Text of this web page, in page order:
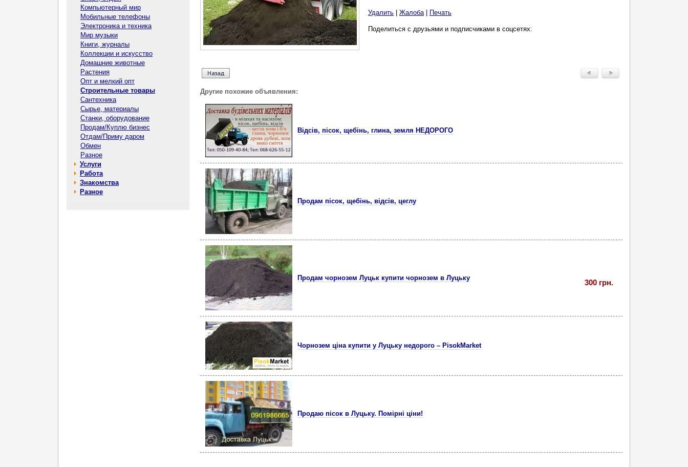
Компьютерный мир
Мобильные телефоны
Электроника и техника
Мир музыки
Книги, журналы
Коллекции и искусство
Домашние животные
Растения
Опт и мелкий опт
Строительные товары
Сантехника
Сырье, материалы
Станки, оборудование
Продам/Куплю бизнес
Отдам/Приму даром
Обмен
Разное
Услуги
Работа
Знакомства
Разное
Удалить Жалоба| Печать
Поделиться с друзьями и подписчиками в соцсетях:
Другие похожие объявления:
Відсів, пісок, щебінь, глина, земля НЕДОРОГО
Продам пiсок, щебiнь, вiдсiв, цеглу
Продам чорнозем Луцьк купити чорнозем в Луцьку
300 грн.
Чорнозем ціна купити у Луцьку недорого – PisokMarket
Продаю пісок в Луцьку. Помірні ціни!